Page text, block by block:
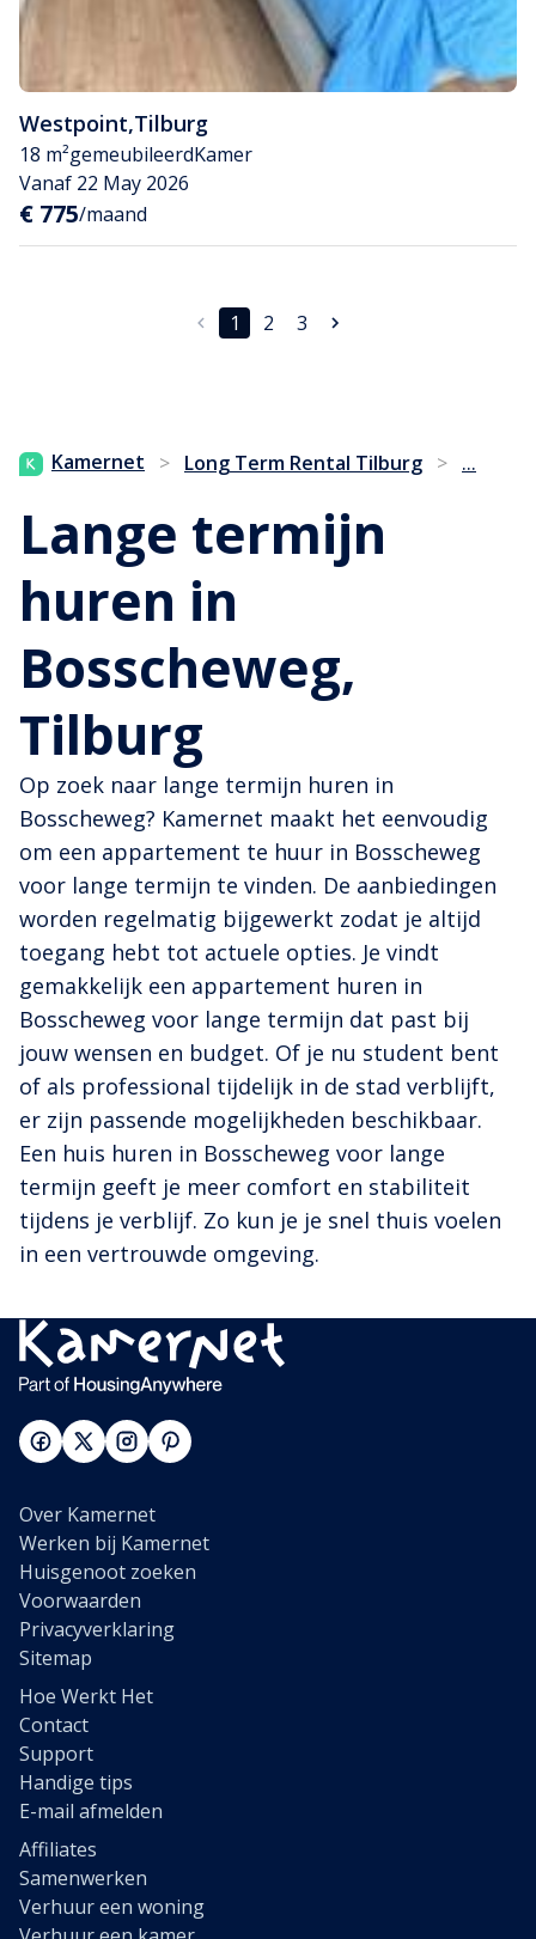
Westpoint,Tilburg
18 m²gemeubileerdKamer
Vanaf 22 May 2026
€ 775/maand
1 2 3
Kamernet > Long Term Rental Tilburg > ...
Lange termijn
huren in
Bosscheweg,
Tilburg
Op zoek naar lange termijn huren in
Bosscheweg? Kamernet maakt het eenvoudig
om een appartement te huur in Bosscheweg
voor lange termijn te vinden. De aanbiedingen
worden regelmatig bijgewerkt zodat je altijd
toegang hebt tot actuele opties. Je vindt
gemakkelijk een appartement huren in
Bosscheweg voor lange termijn dat past bij
jouw wensen en budget. Of je nu student bent
of als professional tijdelijk in de stad verblijft,
er zijn passende mogelijkheden beschikbaar.
Een huis huren in Bosscheweg voor lange
termijn geeft je meer comfort en stabiliteit
tijdens je verblijf. Zo kun je je snel thuis voelen
in een vertrouwde omgeving.
Over Kamernet
Werken bij Kamernet
Huisgenoot zoeken
Voorwaarden
Privacyverklaring
Sitemap
Hoe Werkt Het
Contact
Support
Handige tips
E-mail afmelden
Affiliates
Samenwerken
Verhuur een woning